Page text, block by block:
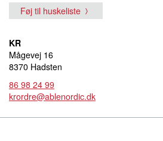
Føj til huskeliste
KR
Mågevej 16
8370 Hadsten
86 98 24 99
krordre@ablenordic.dk